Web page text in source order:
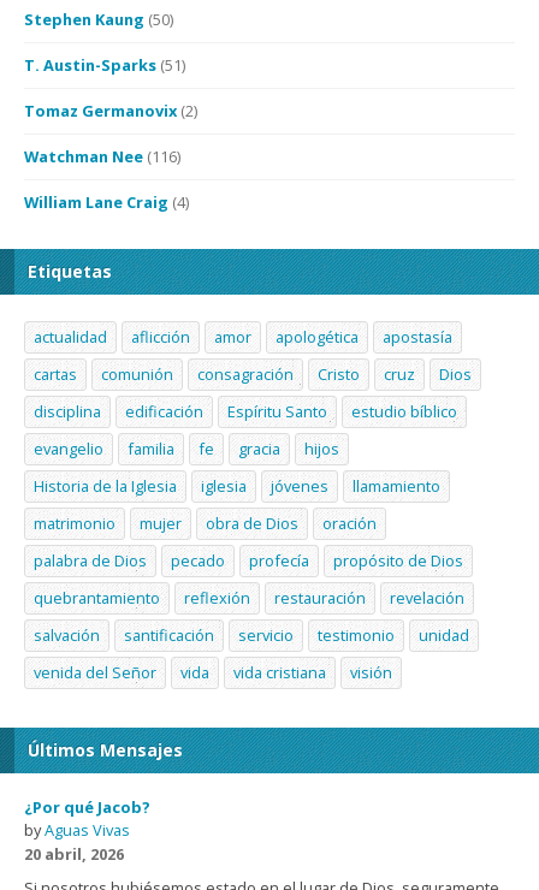
Stephen Kaung (50)
T. Austin-Sparks (51)
Tomaz Germanovix (2)
Watchman Nee (116)
William Lane Craig (4)
Etiquetas
actualidad aflicción amor apologética
apostasía
cartas
comunión consagración Cristo cruz
Dios
disciplina
edificación Espíritu Santo
estudio bíblico
evangelio
familia fe gracia
hijos
Historia de la Iglesia
iglesia jóvenes
llamamiento
matrimonio
mujer obra de Dios
oración
palabra de Dios
pecado profecía
propósito de Dios
quebrantamiento
reflexión restauración
revelación
salvación
santificación servicio testimonio
unidad
venida del Señor
vida vida cristiana visión
Últimos Mensajes
¿Por qué Jacob?
byAguas Vivas
20 abril, 2026